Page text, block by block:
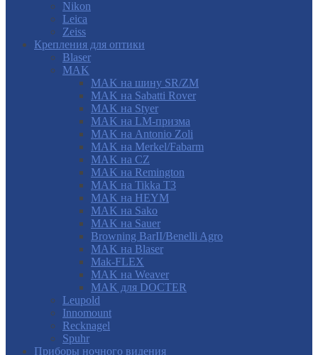
Nikon
Leica
Zeiss
Крепления для оптики
Blaser
MAK
MAK на шину SR/ZM
MAK на Sabatti Rover
MAK на Styer
MAK на LM-призма
MAK на Antonio Zoli
MAK на Merkel/Fabarm
MAK на CZ
MAK на Remington
MAK на Tikka T3
MAK на HEYM
MAK на Sako
MAK на Sauer
Browning BarII/Benelli Agro
MAK на Blaser
Mak-FLEX
MAK на Weaver
MAK для DOCTER
Leupold
Innomount
Recknagel
Spuhr
Приборы ночного видения